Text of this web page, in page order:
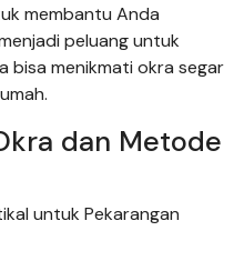
membantu Anda
peluang untuk
bisa menikmati okra segar
dan Metode
untuk Pekarangan